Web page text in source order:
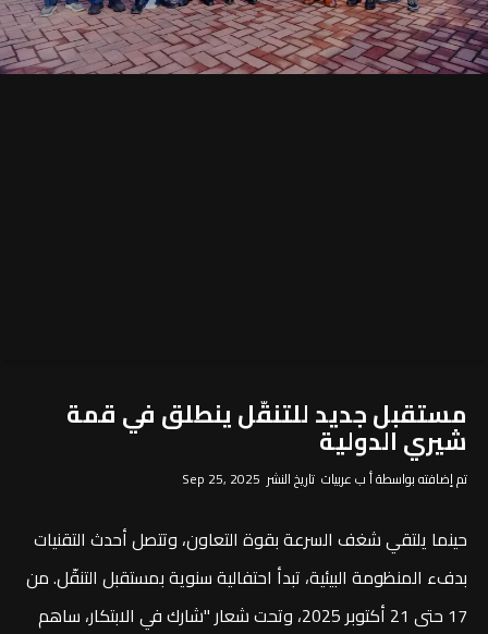
مستقبل جديد للتنقّل ينطلق في قمة
شيري الدولية
تم إضافته بواسطة أ ب عربيات تاريخ النشر Sep 25, 2025
حينما يلتقي شغف السرعة بقوة التعاون، وتتصل أحدث التقنيات
بدفء المنظومة البيئية، تبدأ احتفالية سنوية بمستقبل التنقّل. من
17 حتى 21 أكتوبر 2025، وتحت شعار "شارك في الابتكار، ساهم